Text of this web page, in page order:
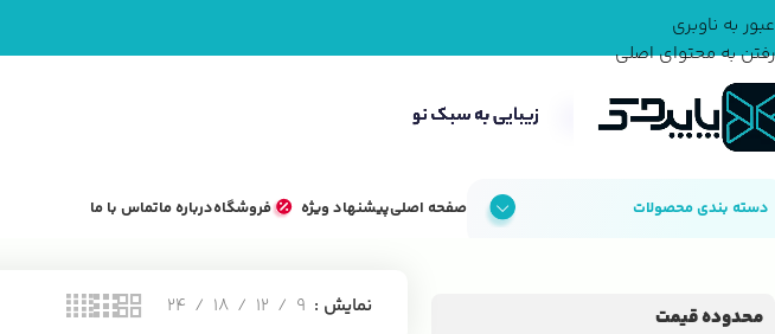
عبور به ناوبری
رفتن به محتوای اصلی
دسته بندی محصولات صفحه اصلیپیشنهاد ویژه فروشگاهدرباره ماتماس با ما
تجهیزات رنگ مو
محدوده قیمت نمایش 9
12
18
24